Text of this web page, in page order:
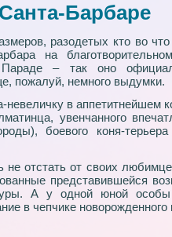
Барбаре
разодетых кто во
на
– так оно
пожалуй, немного выдумки.
в аппетитнейшем
увенчанного
боевого коня-
отстать от своих
представившейся
А у одной юной особы
в чепчике новорожденного